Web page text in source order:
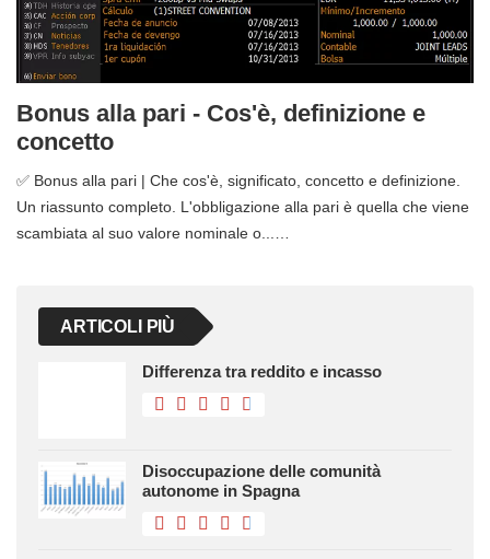
Bonus alla pari - Cos'è, definizione e
concetto
✅ Bonus alla pari | Che cos'è, significato, concetto e definizione.
Un riassunto completo. L'obbligazione alla pari è quella che viene
scambiata al suo valore nominale o...…
ARTICOLI PIÙ
Differenza tra reddito e incasso
Disoccupazione delle comunità
autonome in Spagna